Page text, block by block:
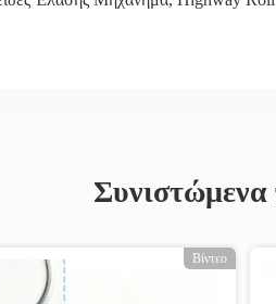
Συνιστώμενα
Βίντεο